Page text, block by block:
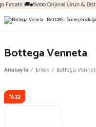
🚚 %100 Orijinal Ürün &
Bottega Venneta
Anasayfa Erkek Bottega
%32